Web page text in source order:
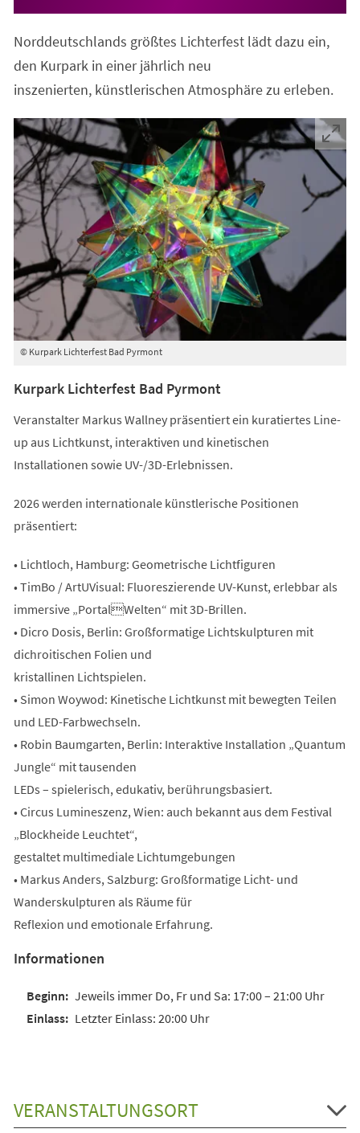
Norddeutschlands größtes Lichterfest lädt dazu ein,
den Kurpark in einer jährlich neu
inszenierten, künstlerischen Atmosphäre zu erleben.
© Kurpark Lichterfest Bad Pyrmont
Kurpark Lichterfest Bad Pyrmont
Veranstalter Markus Wallney präsentiert ein kuratiertes Line-
up aus Lichtkunst, interaktiven und kinetischen
Installationen sowie UV-/3D-Erlebnissen.
2026 werden internationale künstlerische Positionen
präsentiert:
• Lichtloch, Hamburg: Geometrische Lichtfiguren
• TimBo / ArtUVisual: Fluoreszierende UV-Kunst, erlebbar als
immersive „PortalWelten“ mit 3D-Brillen.
• Dicro Dosis, Berlin: Großformatige Lichtskulpturen mit
dichroitischen Folien und
kristallinen Lichtspielen.
• Simon Woywod: Kinetische Lichtkunst mit bewegten Teilen
und LED-Farbwechseln.
• Robin Baumgarten, Berlin: Interaktive Installation „Quantum
Jungle“ mit tausenden
LEDs – spielerisch, edukativ, berührungsbasiert.
• Circus Lumineszenz, Wien: auch bekannt aus dem Festival
„Blockheide Leuchtet“,
gestaltet multimediale Lichtumgebungen
• Markus Anders, Salzburg: Großformatige Licht- und
Wanderskulpturen als Räume für
Reflexion und emotionale Erfahrung.
Informationen
Jeweils immer Do, Fr und Sa: 17:00 – 21:00 Uhr
Letzter Einlass: 20:00 Uhr
VERANSTALTUNGSORT